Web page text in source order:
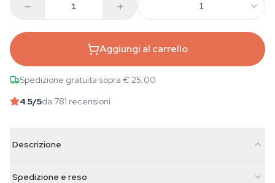
1
Aggiungi al carrello
Spedizione gratuita sopra € 25,00
4.5/5da 781 recensioni
Descrizione
Spedizione e reso